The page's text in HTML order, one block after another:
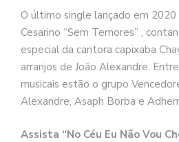
O último single lançado em
Cesarino “Sem Temores” ,
especial da cantora capixaba
arranjos de João Alexandre.
musicais estão o grupo
Alexandre, Asaph Borba e
Assista “No Céu Eu Não Vou